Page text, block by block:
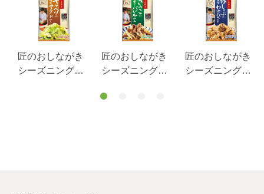
匠のおしながき
シーズニング
匠のおしながき
シーズニング
ジル和え １６
匠のおしながき
シーズニング